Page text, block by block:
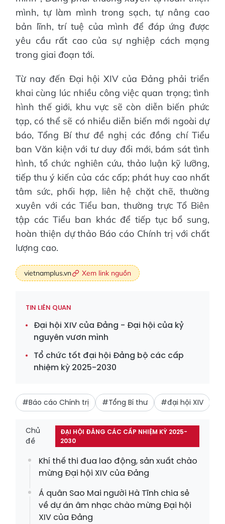
mình, tự làm mình trong sạch, tự nâng cao
bản lĩnh, trí tuệ của mình để đáp ứng được
yêu cầu rất cao của sự nghiệp cách mạng
trong giai đoạn tới.
Từ nay đến Đại hội XIV của Đảng phải triển
khai cùng lúc nhiều công việc quan trọng; tình
hình thế giới, khu vực sẽ còn diễn biến phức
tạp, có thể sẽ có nhiều diễn biến mới ngoài dự
báo, Tổng Bí thư đề nghị các đồng chí Tiểu
ban Văn kiện với tư duy đổi mới, bám sát tình
hình, tổ chức nghiên cứu, thảo luận kỹ lưỡng,
tiếp thu ý kiến của các cấp; phát huy cao nhất
tâm sức, phối hợp, liên hệ chặt chẽ, thường
xuyên với các Tiểu ban, thường trực Tổ Biên
tập các Tiểu ban khác để tiếp tục bổ sung,
hoàn thiện dự thảo Báo cáo Chính trị với chất
lượng cao.
vietnamplus.vn Xem link nguồn
TIN LIÊN QUAN
Đại hội XIV của Đảng - Đại hội của kỷ
nguyên vươn mình
Tổ chức tốt đại hội Đảng bộ các cấp
nhiệm kỳ 2025-2030
#Báo cáo Chính trị #Tổng Bí thư #đại hội XIV
Chủ
đề
ĐẠI HỘI ĐẢNG CÁC CẤP NHIỆM KỲ 2025-
2030
Khí thế thi đua lao động, sản xuất chào
mừng Đại hội XIV của Đảng
Á quân Sao Mai người Hà Tĩnh chia sẻ
về dự án âm nhạc chào mừng Đại hội
XIV của Đảng